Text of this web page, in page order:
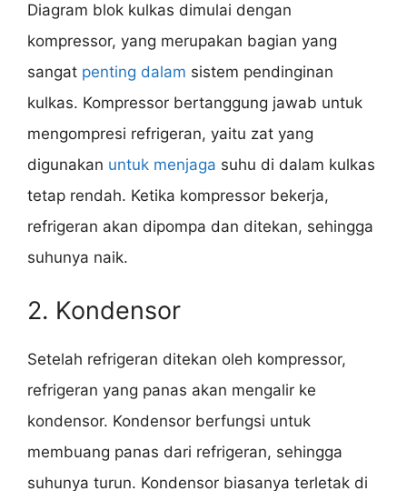
Diagram blok kulkas dimulai dengan
kompressor, yang merupakan bagian yang
sangat penting dalam sistem pendinginan
kulkas. Kompressor bertanggung jawab untuk
mengompresi refrigeran, yaitu zat yang
digunakan untuk menjaga suhu di dalam kulkas
tetap rendah. Ketika kompressor bekerja,
refrigeran akan dipompa dan ditekan, sehingga
suhunya naik.
2. Kondensor
Setelah refrigeran ditekan oleh kompressor,
refrigeran yang panas akan mengalir ke
kondensor. Kondensor berfungsi untuk
membuang panas dari refrigeran, sehingga
suhunya turun. Kondensor biasanya terletak di